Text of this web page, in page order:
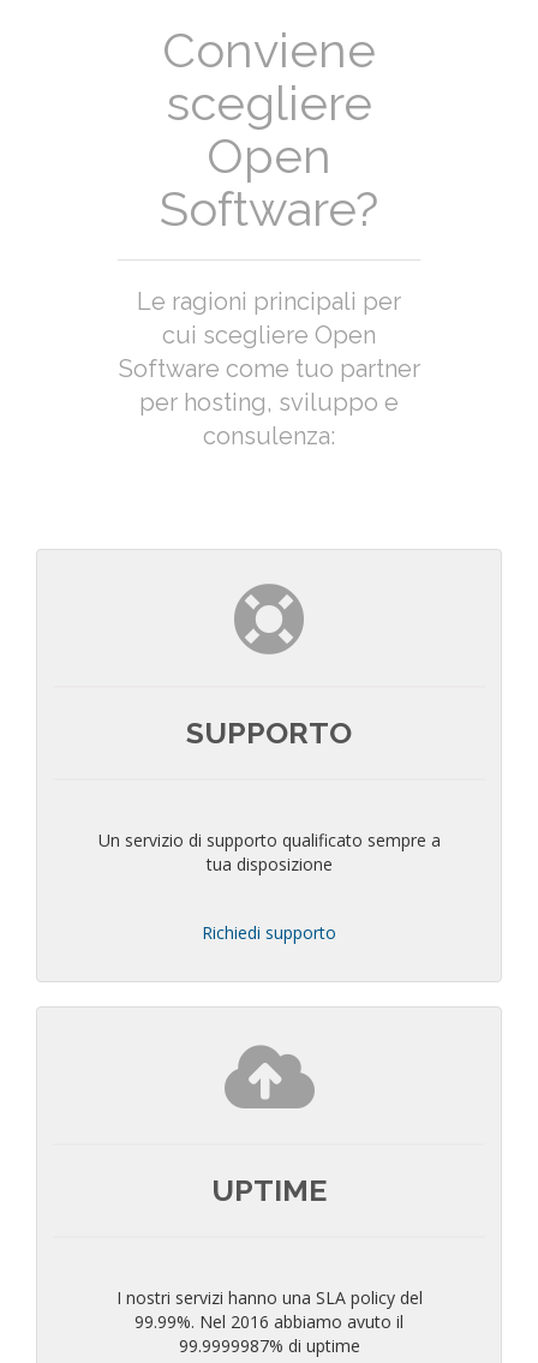
Conviene
scegliere
Open
Software?
Le ragioni principali per
cui scegliere Open
Software come tuo partner
per hosting, sviluppo e
consulenza:
SUPPORTO
Un servizio di supporto qualificato sempre a
tua disposizione
Richiedi supporto
UPTIME
I nostri servizi hanno una SLA policy del
99.99%. Nel 2016 abbiamo avuto il
99.9999987% di uptime